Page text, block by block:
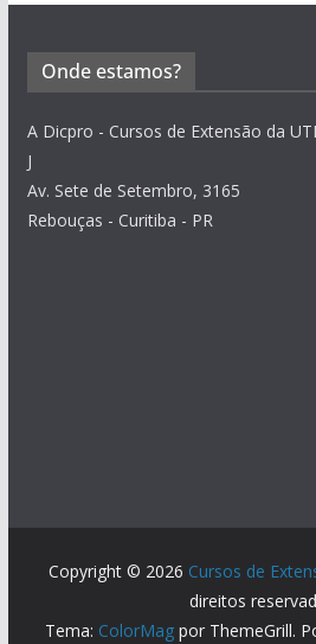
Onde estamos?
A Dicpro - Cursos de Extensão da
J
Av. Sete de Setembro, 3165
Rebouças - Curitiba - PR
Copyright © 2026 Cursos de
direitos
Tema: ColorMag por ThemeGrill.